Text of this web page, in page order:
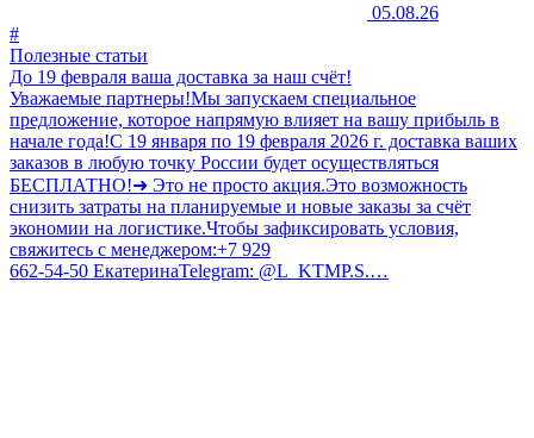
05.08.26
#
Полезные статьи
До 19 февраля ваша доставка за наш счёт!
Уважаемые партнеры!Мы запускаем специальное
предложение, которое напрямую влияет на вашу прибыль в
начале года!С 19 января по 19 февраля 2026 г. доставка ваших
заказов в любую точку России будет осуществляться
БЕСПЛАТНО!➜ Это не просто акция.Это возможность
снизить затраты на планируемые и новые заказы за счёт
экономии на логистике.Чтобы зафиксировать условия,
свяжитесь с менеджером:+7 929
662‑54‑50 ЕкатеринаTelegram: @L_KTMP.S.…